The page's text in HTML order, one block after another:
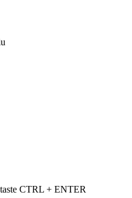
taste CTRL + ENTER